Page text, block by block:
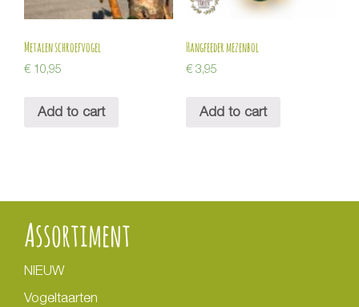
Metalen schroefvogel
€ 10,95
Add to cart
Hangfeeder mezenbol
€3,95
Add to cart
Assortiment
NIEUW
Vogeltaarten